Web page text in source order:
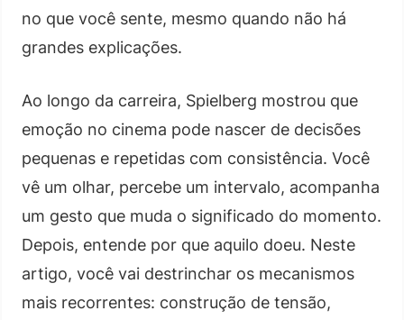
no que você sente, mesmo quando não há
grandes explicações.
Ao longo da carreira, Spielberg mostrou que
emoção no cinema pode nascer de decisões
pequenas e repetidas com consistência. Você
vê um olhar, percebe um intervalo, acompanha
um gesto que muda o significado do momento.
Depois, entende por que aquilo doeu. Neste
artigo, você vai destrinchar os mecanismos
mais recorrentes: construção de tensão,